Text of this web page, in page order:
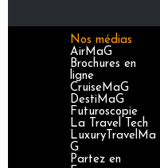
Nos médias
AirMaG
Brochures en
ligne
CruiseMaG
DestiMaG
Futuroscopie
La Travel Tech
LuxuryTravelMa
G
Partez en